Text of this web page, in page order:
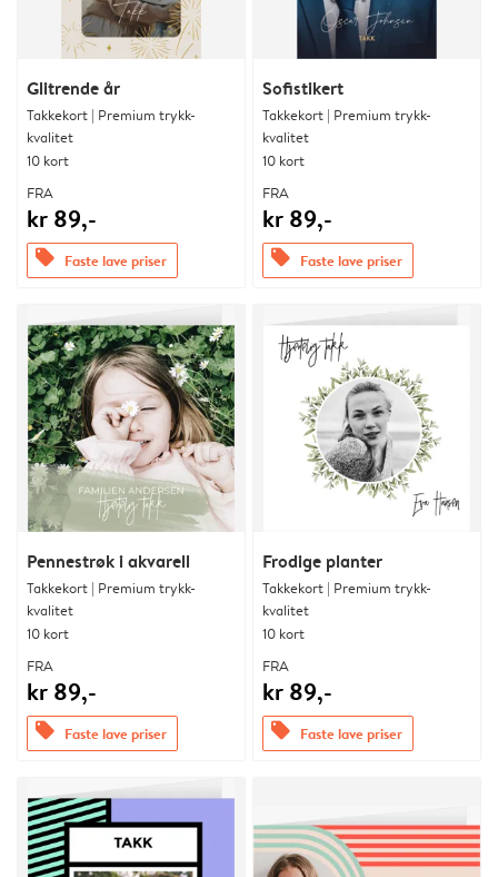
Glitrende år
Takkekort | Premium trykk-
kvalitet
10 kort
FRA
kr 89,-
offers Faste lave priser
Sofistikert
Takkekort | Premium trykk-
kvalitet
10 kort
FRA
kr 89,-
offers Faste lave priser
Pennestrøk i akvarell
Takkekort | Premium trykk-
kvalitet
10 kort
FRA
kr 89,-
offers Faste lave priser
Frodige planter
Takkekort | Premium trykk-
kvalitet
10 kort
FRA
kr 89,-
offers Faste lave priser